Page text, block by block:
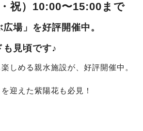
祝） 10:00〜15:00まで
広場」を好評開催中。
見頃です♪
しめる親水施設が、好評開催中。
迎えた紫陽花も必見！